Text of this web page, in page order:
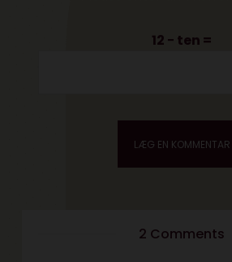
12 − ten =
2 Comments